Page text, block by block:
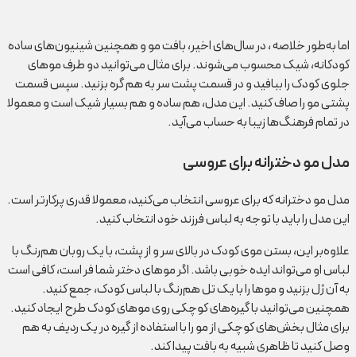
اما به‌طور خلاصه ، در سال‌های اخیر، بافت مو و همچنین شینیون‌های ساده
کودکانه، شیک محسوب می‌شوند. برای مثال می‌توانید دو طرف موهای
جلوی کودک را ببافید و در قسمت پشت سر به هم گره بزنید. سپس قسمت
پشتی مو را صاف کنید. این مدل، هم ساده و هم بسیار شیک است و معمولا
در تمام فرهنگ‌ها زیبا به حساب می‌آید.
مدل مو دخترانه برای عروسی
مدل مو دخترانه که برای عروسی انتخاب می‌کنید، معمولا قدری پرکارتر است.
این مدل را باید با توجه به لباس فرزند خود انتخاب کنید.
علاوه‌بر این، بستن موی کودک در بالای سر و از پشت، با یک روبان هم‌رنگ با
لباس او می‌تواند ایده خوبی باشد. اگر موهای دختر شما فر است، کافی است
به آن ژل بزنید و موها را با یک تل هم‌رنگ با لباس کودک، جمع کنید.
همچنین می‌توانید با گیره‌های کوچکی روی موهای کودک طرح ایجاد کنید.
برای مثال بخش‌های کوچکی از مو را با استفاده از گیره در یک ردیف به هم
وصل کنید تا ظاهری شبیه به بافت پیدا کند.